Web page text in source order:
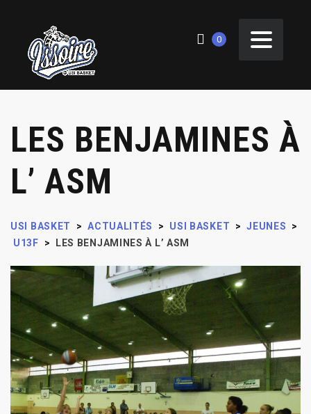
0
LES BENJAMINES À
L’ ASM
USI BASKET > ACTUALITÉS > USI BASKET > JEUNES
>
U13F
> LES BENJAMINES À L’ ASM